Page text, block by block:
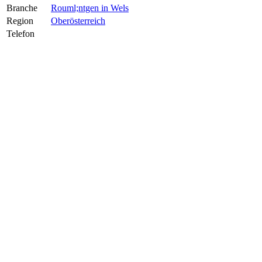
Branche
Rouml;ntgen in Wels
Region
Oberösterreich
Telefon